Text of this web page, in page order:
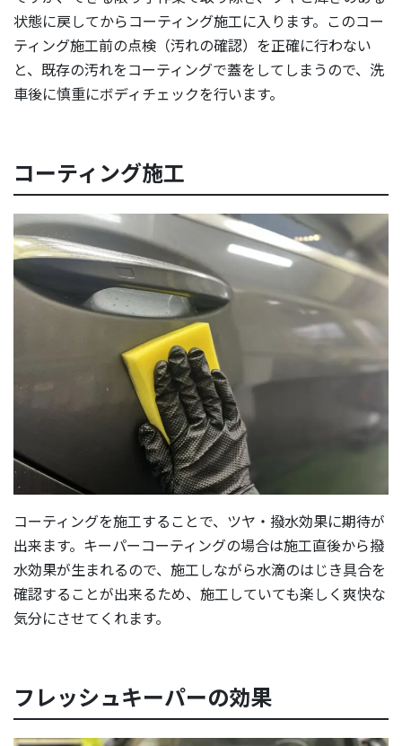
状態に戻してからコーティング施工に入ります。このコー
ティング施工前の点検（汚れの確認）を正確に行わない
と、既存の汚れをコーティングで蓋をしてしまうので、洗
車後に慎重にボディチェックを行います。
コーティング施工
コーティングを施工することで、ツヤ・撥水効果に期待が
出来ます。キーパーコーティングの場合は施工直後から撥
水効果が生まれるので、施工しながら水滴のはじき具合を
確認することが出来るため、施工していても楽しく爽快な
気分にさせてくれます。
フレッシュキーパーの効果